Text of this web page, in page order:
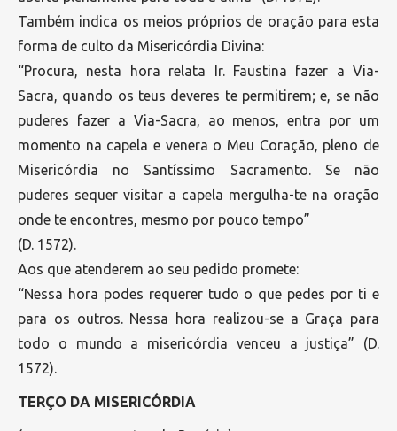
Também indica os meios próprios de oração para esta
forma de culto da Misericórdia Divina:
“Procura, nesta hora relata Ir. Faustina fazer a Via-
Sacra, quando os teus deveres te permitirem; e, se não
puderes fazer a Via-Sacra, ao menos, entra por um
momento na capela e venera o Meu Coração, pleno de
Misericórdia no Santíssimo Sacramento. Se não
puderes sequer visitar a capela mergulha-te na oração
onde te encontres, mesmo por pouco tempo”
(D. 1572).
Aos que atenderem ao seu pedido promete:
“Nessa hora podes requerer tudo o que pedes por ti e
para os outros. Nessa hora realizou-se a Graça para
todo o mundo a misericórdia venceu a justiça” (D.
1572).
TERÇO DA MISERICÓRDIA